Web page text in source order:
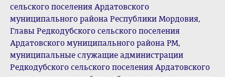
сельского поселения Ардатовского
муниципального района Республики Мордовия,
Главы Редкодубского сельского поселения
Ардатовского муниципального района РМ,
муниципальные служащие администрации
Редкодубского сельского поселения Ардатовского